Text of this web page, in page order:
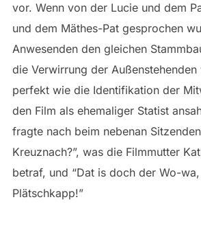
vor. Wenn von der Lucie und dem
und dem Mäthes-Pat gesprochen
Anwesenden den gleichen
die Verwirrung der Außenstehenden
perfekt wie die Identifikation der
den Film als ehemaliger Statist
fragte nach beim nebenan
Kreuznach?”, was die Filmmutter
betraf, und “Dat is doch der Wo-
Plätschkapp!”